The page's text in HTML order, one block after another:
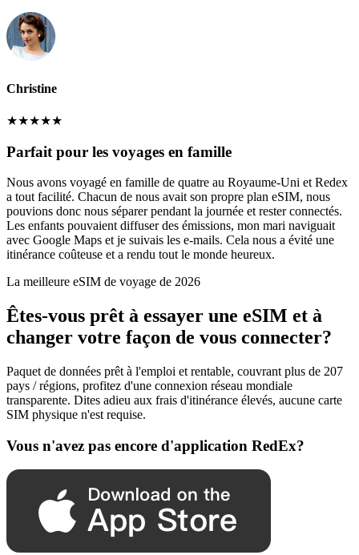
Christine
★★★★★
Parfait pour les voyages en famille
Nous avons voyagé en famille de quatre au Royaume-Uni et Redex
a tout facilité. Chacun de nous avait son propre plan eSIM, nous
pouvions donc nous séparer pendant la journée et rester connectés.
Les enfants pouvaient diffuser des émissions, mon mari naviguait
avec Google Maps et je suivais les e-mails. Cela nous a évité une
itinérance coûteuse et a rendu tout le monde heureux.
La meilleure eSIM de voyage de 2026
Êtes-vous prêt à essayer une eSIM et à
changer votre façon de vous connecter?
Paquet de données prêt à l'emploi et rentable, couvrant plus de 207
pays / régions, profitez d'une connexion réseau mondiale
transparente. Dites adieu aux frais d'itinérance élevés, aucune carte
SIM physique n'est requise.
Vous n'avez pas encore d'application RedEx?